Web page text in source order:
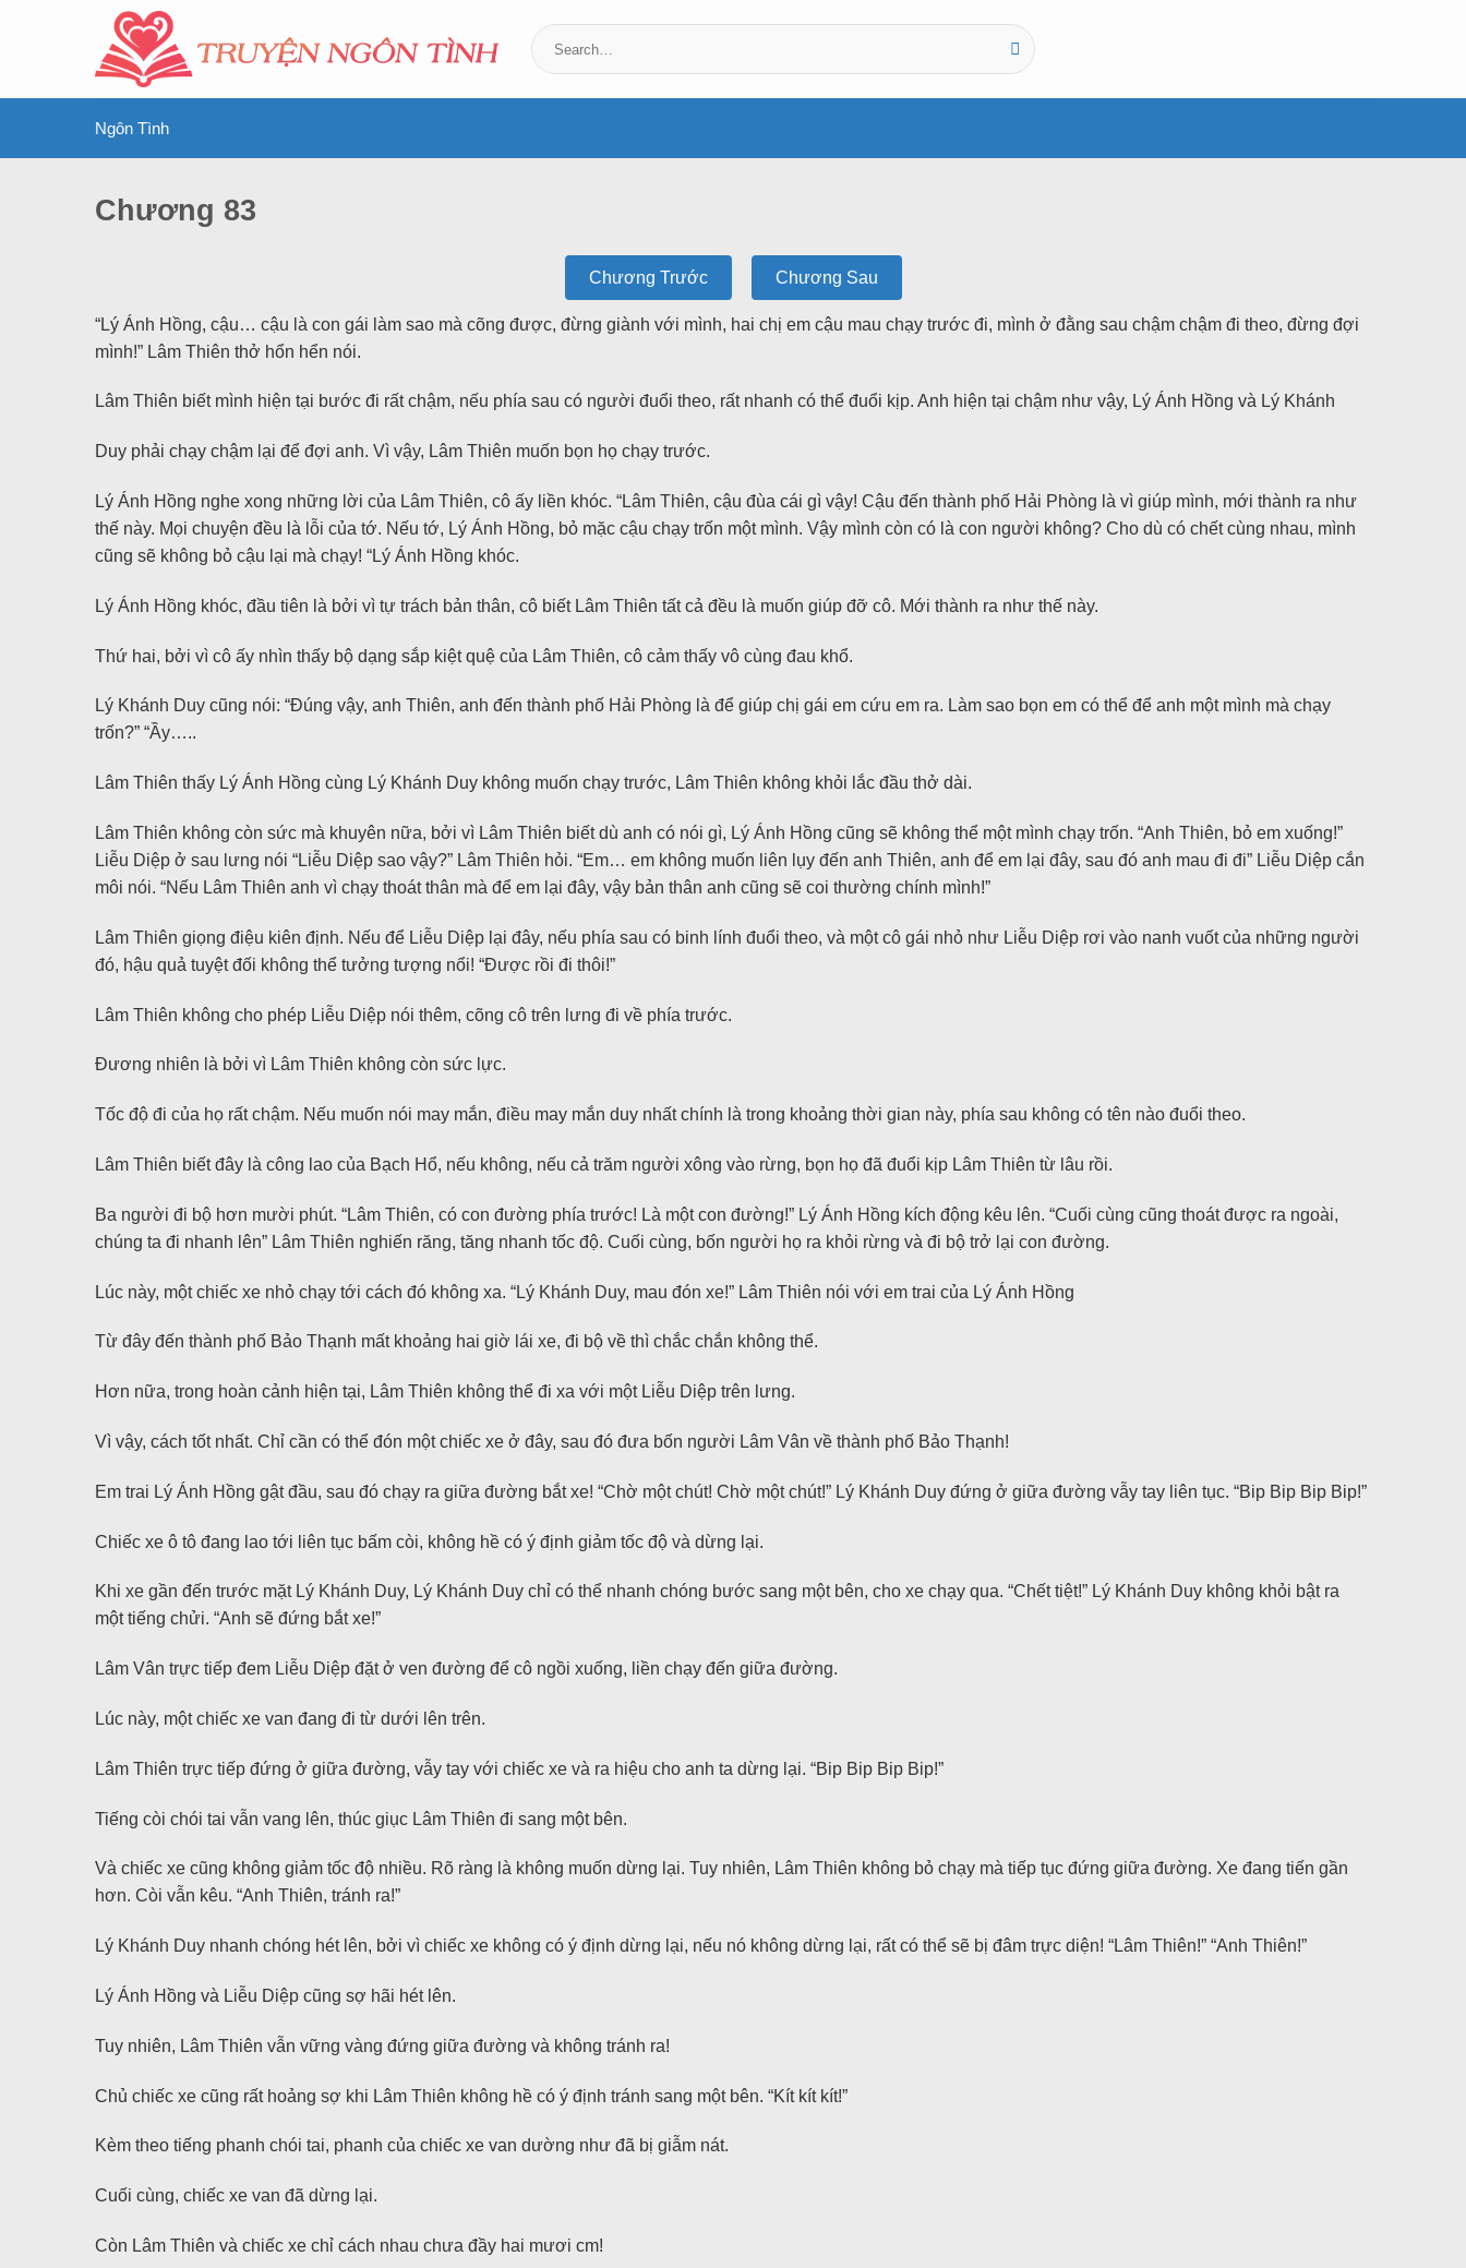
Ngôn Tình
Chương 83
Chương Trước Chương Sau
“Lý Ánh Hồng, cậu… cậu là con gái làm sao mà cõng được, đừng giành với mình, hai chị em cậu mau chạy trước đi, mình ở đằng sau chậm chậm đi theo, đừng đợi
mình!” Lâm Thiên thở hổn hển nói.
Lâm Thiên biết mình hiện tại bước đi rất chậm, nếu phía sau có người đuổi theo, rất nhanh có thể đuổi kịp. Anh hiện tại chậm như vậy, Lý Ánh Hồng và Lý Khánh
Duy phải chạy chậm lại để đợi anh. Vì vậy, Lâm Thiên muốn bọn họ chạy trước.
Lý Ánh Hồng nghe xong những lời của Lâm Thiên, cô ấy liền khóc. “Lâm Thiên, cậu đùa cái gì vậy! Cậu đến thành phố Hải Phòng là vì giúp mình, mới thành ra như
thế này. Mọi chuyện đều là lỗi của tớ. Nếu tớ, Lý Ánh Hồng, bỏ mặc cậu chạy trốn một mình. Vậy mình còn có là con người không? Cho dù có chết cùng nhau, mình
cũng sẽ không bỏ cậu lại mà chạy! “Lý Ánh Hồng khóc.
Lý Ánh Hồng khóc, đầu tiên là bởi vì tự trách bản thân, cô biết Lâm Thiên tất cả đều là muốn giúp đỡ cô. Mới thành ra như thế này.
Thứ hai, bởi vì cô ấy nhìn thấy bộ dạng sắp kiệt quệ của Lâm Thiên, cô cảm thấy vô cùng đau khổ.
Lý Khánh Duy cũng nói: “Đúng vậy, anh Thiên, anh đến thành phố Hải Phòng là để giúp chị gái em cứu em ra. Làm sao bọn em có thể để anh một mình mà chạy
trốn?” “Ầy…..
Lâm Thiên thấy Lý Ánh Hồng cùng Lý Khánh Duy không muốn chạy trước, Lâm Thiên không khỏi lắc đầu thở dài.
Lâm Thiên không còn sức mà khuyên nữa, bởi vì Lâm Thiên biết dù anh có nói gì, Lý Ánh Hồng cũng sẽ không thể một mình chạy trốn. “Anh Thiên, bỏ em xuống!”
Liễu Diệp ở sau lưng nói “Liễu Diệp sao vậy?” Lâm Thiên hỏi. “Em… em không muốn liên lụy đến anh Thiên, anh để em lại đây, sau đó anh mau đi đi” Liễu Diệp cắn
môi nói. “Nếu Lâm Thiên anh vì chạy thoát thân mà để em lại đây, vậy bản thân anh cũng sẽ coi thường chính mình!”
Lâm Thiên giọng điệu kiên định. Nếu để Liễu Diệp lại đây, nếu phía sau có binh lính đuổi theo, và một cô gái nhỏ như Liễu Diệp rơi vào nanh vuốt của những người
đó, hậu quả tuyệt đối không thể tưởng tượng nổi! “Được rồi đi thôi!”
Lâm Thiên không cho phép Liễu Diệp nói thêm, cõng cô trên lưng đi về phía trước.
Đương nhiên là bởi vì Lâm Thiên không còn sức lực.
Tốc độ đi của họ rất chậm. Nếu muốn nói may mắn, điều may mắn duy nhất chính là trong khoảng thời gian này, phía sau không có tên nào đuổi theo.
Lâm Thiên biết đây là công lao của Bạch Hổ, nếu không, nếu cả trăm người xông vào rừng, bọn họ đã đuổi kịp Lâm Thiên từ lâu rồi.
Ba người đi bộ hơn mười phút. “Lâm Thiên, có con đường phía trước! Là một con đường!” Lý Ánh Hồng kích động kêu lên. “Cuối cùng cũng thoát được ra ngoài,
chúng ta đi nhanh lên” Lâm Thiên nghiến răng, tăng nhanh tốc độ. Cuối cùng, bốn người họ ra khỏi rừng và đi bộ trở lại con đường.
Lúc này, một chiếc xe nhỏ chạy tới cách đó không xa. “Lý Khánh Duy, mau đón xe!” Lâm Thiên nói với em trai của Lý Ánh Hồng
Từ đây đến thành phố Bảo Thạnh mất khoảng hai giờ lái xe, đi bộ về thì chắc chắn không thể.
Hơn nữa, trong hoàn cảnh hiện tại, Lâm Thiên không thể đi xa với một Liễu Diệp trên lưng.
Vì vậy, cách tốt nhất. Chỉ cần có thể đón một chiếc xe ở đây, sau đó đưa bốn người Lâm Vân về thành phố Bảo Thạnh!
Em trai Lý Ánh Hồng gật đầu, sau đó chạy ra giữa đường bắt xe! “Chờ một chút! Chờ một chút!” Lý Khánh Duy đứng ở giữa đường vẫy tay liên tục. “Bip Bip Bip Bip!”
Chiếc xe ô tô đang lao tới liên tục bấm còi, không hề có ý định giảm tốc độ và dừng lại.
Khi xe gần đến trước mặt Lý Khánh Duy, Lý Khánh Duy chỉ có thể nhanh chóng bước sang một bên, cho xe chạy qua. “Chết tiệt!” Lý Khánh Duy không khỏi bật ra
một tiếng chửi. “Anh sẽ đứng bắt xe!”
Lâm Vân trực tiếp đem Liễu Diệp đặt ở ven đường để cô ngồi xuống, liền chạy đến giữa đường.
Lúc này, một chiếc xe van đang đi từ dưới lên trên.
Lâm Thiên trực tiếp đứng ở giữa đường, vẫy tay với chiếc xe và ra hiệu cho anh ta dừng lại. “Bip Bip Bip Bip!”
Tiếng còi chói tai vẫn vang lên, thúc giục Lâm Thiên đi sang một bên.
Và chiếc xe cũng không giảm tốc độ nhiều. Rõ ràng là không muốn dừng lại. Tuy nhiên, Lâm Thiên không bỏ chạy mà tiếp tục đứng giữa đường. Xe đang tiến gần
hơn. Còi vẫn kêu. “Anh Thiên, tránh ra!”
Lý Khánh Duy nhanh chóng hét lên, bởi vì chiếc xe không có ý định dừng lại, nếu nó không dừng lại, rất có thể sẽ bị đâm trực diện! “Lâm Thiên!” “Anh Thiên!”
Lý Ánh Hồng và Liễu Diệp cũng sợ hãi hét lên.
Tuy nhiên, Lâm Thiên vẫn vững vàng đứng giữa đường và không tránh ra!
Chủ chiếc xe cũng rất hoảng sợ khi Lâm Thiên không hề có ý định tránh sang một bên. “Kít kít kít!”
Kèm theo tiếng phanh chói tai, phanh của chiếc xe van dường như đã bị giẫm nát.
Cuối cùng, chiếc xe van đã dừng lại.
Còn Lâm Thiên và chiếc xe chỉ cách nhau chưa đầy hai mươi cm!